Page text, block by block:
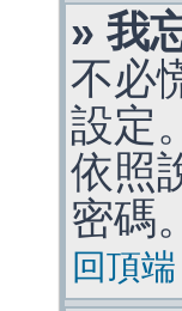
» 我
不必
設定
依照
密碼。
回頂端